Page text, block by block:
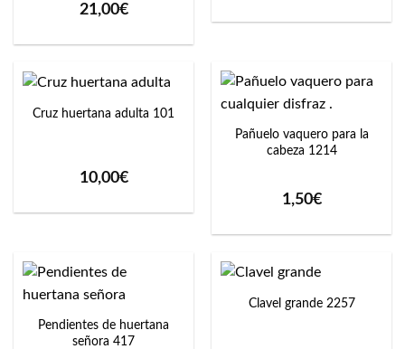
21,00€
Cruz huertana adulta 101
10,00€
Pañuelo vaquero para la
cabeza 1214
1,50€
Pendientes de huertana
señora 417
Clavel grande 2257